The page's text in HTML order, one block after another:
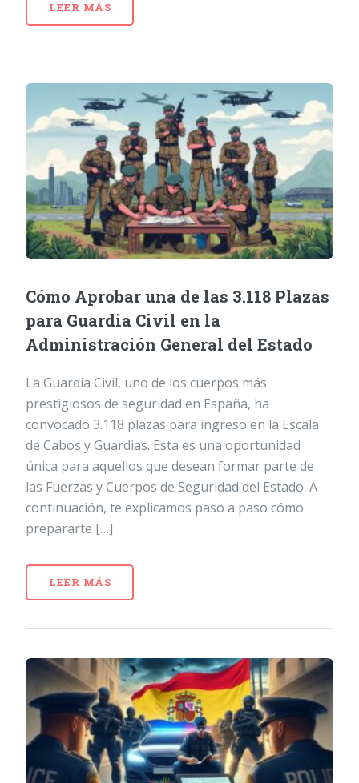
LEER MÁS
Cómo Aprobar una de las 3.118 Plazas
para Guardia Civil en la
Administración General del Estado
La Guardia Civil, uno de los cuerpos más
prestigiosos de seguridad en España, ha
convocado 3.118 plazas para ingreso en la Escala
de Cabos y Guardias. Esta es una oportunidad
única para aquellos que desean formar parte de
las Fuerzas y Cuerpos de Seguridad del Estado. A
continuación, te explicamos paso a paso cómo
prepararte […]
LEER MÁS